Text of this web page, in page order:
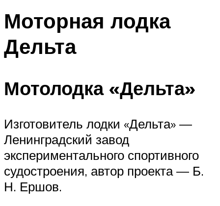
Моторная лодка
Дельта
Мотолодка «Дельта»
Изготовитель лодки «Дельта» —
Ленинградский завод
экспериментального спортивного
судостроения, автор проекта — Б.
Н. Ершов.